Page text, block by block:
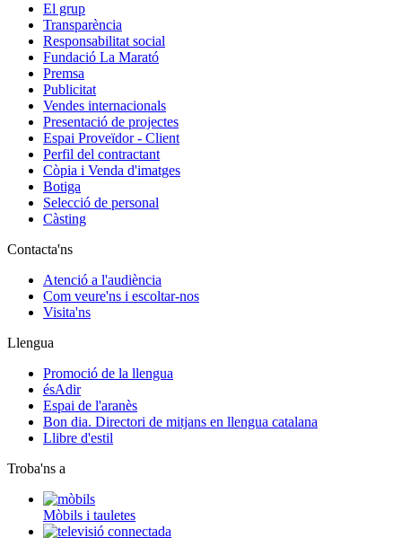
El grup
Transparència
Responsabilitat social
Fundació La Marató
Premsa
Publicitat
Vendes internacionals
Presentació de projectes
Espai Proveïdor - Client
Perfil del contractant
Còpia i Venda d'imatges
Botiga
Selecció de personal
Càsting
Contacta'ns
Atenció a l'audiència
Com veure'ns i escoltar-nos
Visita'ns
Llengua
Promoció de la llengua
ésAdir
Espai de l'aranès
Bon dia. Directori de mitjans en llengua catalana
Llibre d'estil
Troba'ns a
Mòbils i tauletes